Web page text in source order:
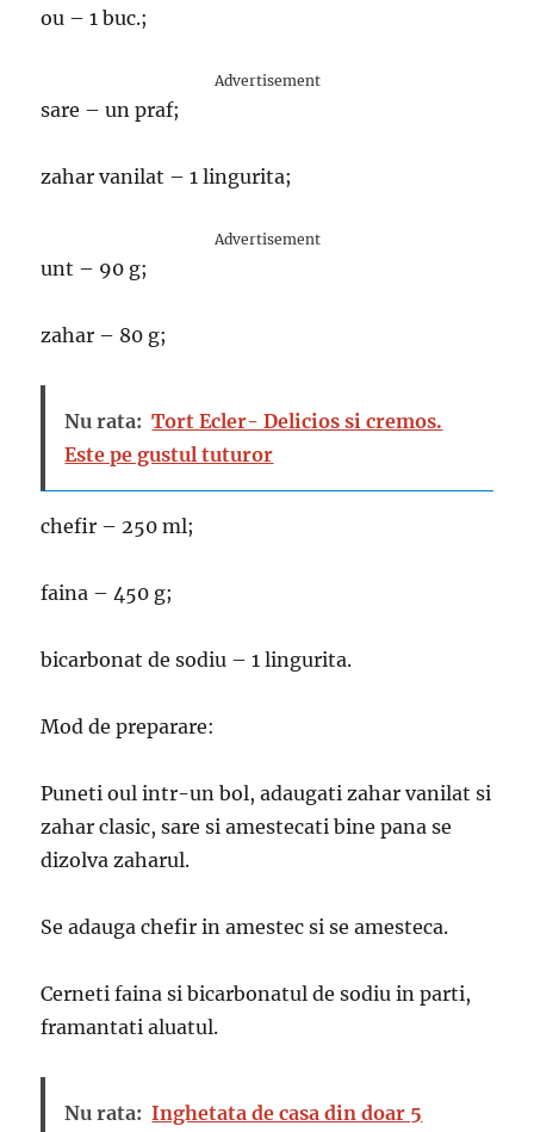
ou – 1 buc.;
Advertisement
sare – un praf;
zahar vanilat – 1 lingurita;
Advertisement
unt – 90 g;
zahar – 80 g;
Nu rata: Tort Ecler- Delicios si cremos.
Este pe gustul tuturor
chefir – 250 ml;
faina – 450 g;
bicarbonat de sodiu – 1 lingurita.
Mod de preparare:
Puneti oul intr-un bol, adaugati zahar vanilat si
zahar clasic, sare si amestecati bine pana se
dizolva zaharul.
Se adauga chefir in amestec si se amesteca.
Cerneti faina si bicarbonatul de sodiu in parti,
framantati aluatul.
Nu rata: Inghetata de casa din doar 5